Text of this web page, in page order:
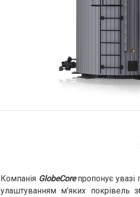
Компанія GlobeCoreпропонує увазі
улаштуванням м’яких покрівель